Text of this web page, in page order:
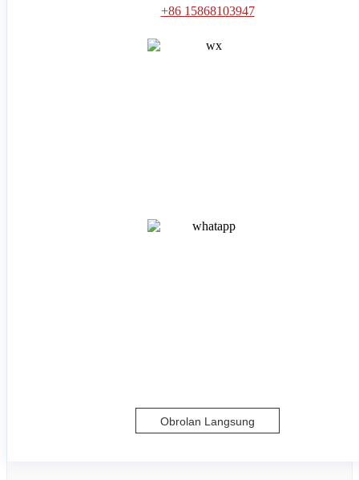
+86 15868103947
Obrolan Langsung